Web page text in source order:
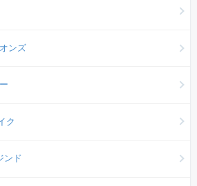
ンズ
ク
ンド